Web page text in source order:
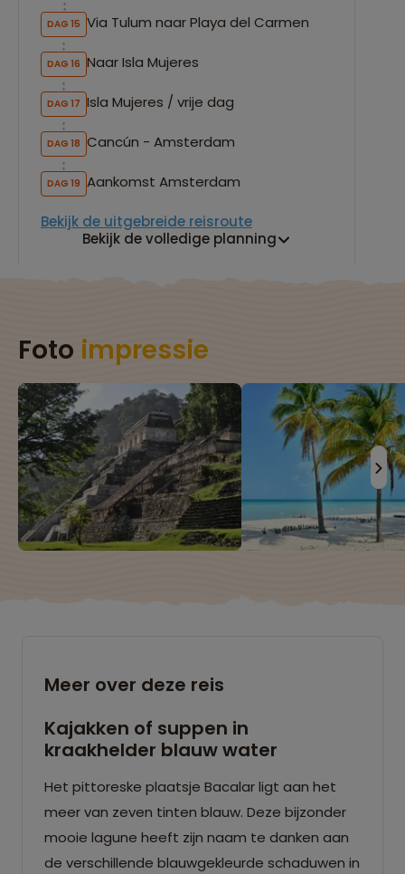
DAG 15 Via Tulum naar Playa del Carmen
DAG 16 Naar Isla Mujeres
DAG 17 Isla Mujeres / vrije dag
DAG 18 Cancún - Amsterdam
DAG 19 Aankomst Amsterdam
Bekijk de uitgebreide reisroute
Bekijk de volledige planning
Foto impressie
Meer over deze reis
Kajakken of suppen in
kraakhelder blauw water
Het pittoreske plaatsje Bacalar ligt aan het
meer van zeven tinten blauw. Deze bijzonder
mooie lagune heeft zijn naam te danken aan
de verschillende blauwgekleurde schaduwen in